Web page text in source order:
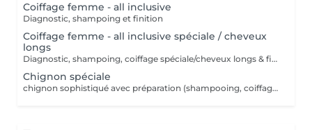
Coiffage femme - all inclusive
Diagnostic, shampoing et finition
Coiffage femme - all inclusive spéciale / cheveux
longs
Diagnostic, shampoing, coiffage spéciale/cheveux longs & finition
Chignon spéciale
chignon sophistiqué avec préparation (shampooing, coiffage etc)